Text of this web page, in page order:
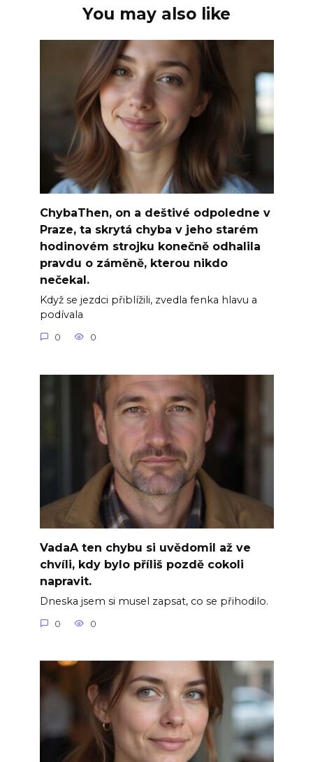
You may also like
ChybaThen, on a deštivé odpoledne v
Praze, ta skrytá chyba v jeho starém
hodinovém strojku konečně odhalila
pravdu o záměně, kterou nikdo
nečekal.
Když se jezdci přiblížili, zvedla fenka hlavu a
podívala
0 0
VadaA ten chybu si uvědomil až ve
chvíli, kdy bylo příliš pozdě cokoli
napravit.
Dneska jsem si musel zapsat, co se přihodilo.
0 0